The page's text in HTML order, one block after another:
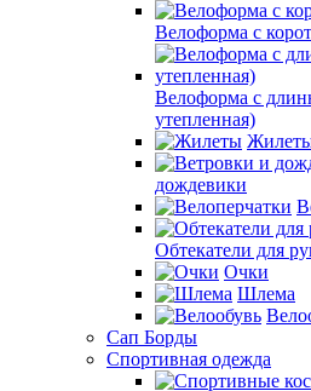
Велоформа с
Велоформа с
утепленная)
дождевики
Обтекатели для
Очки
Шлема
Сап Борды
Спортивная одежда